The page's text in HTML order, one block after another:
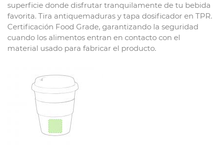
superficie donde disfrutar tranquilamente de tu bebida
favorita. Tira antiquemaduras y tapa dosificador en TPR.
Certificación Food Grade, garantizando la seguridad
cuando los alimentos entran en contacto con el
material usado para fabricar el producto.